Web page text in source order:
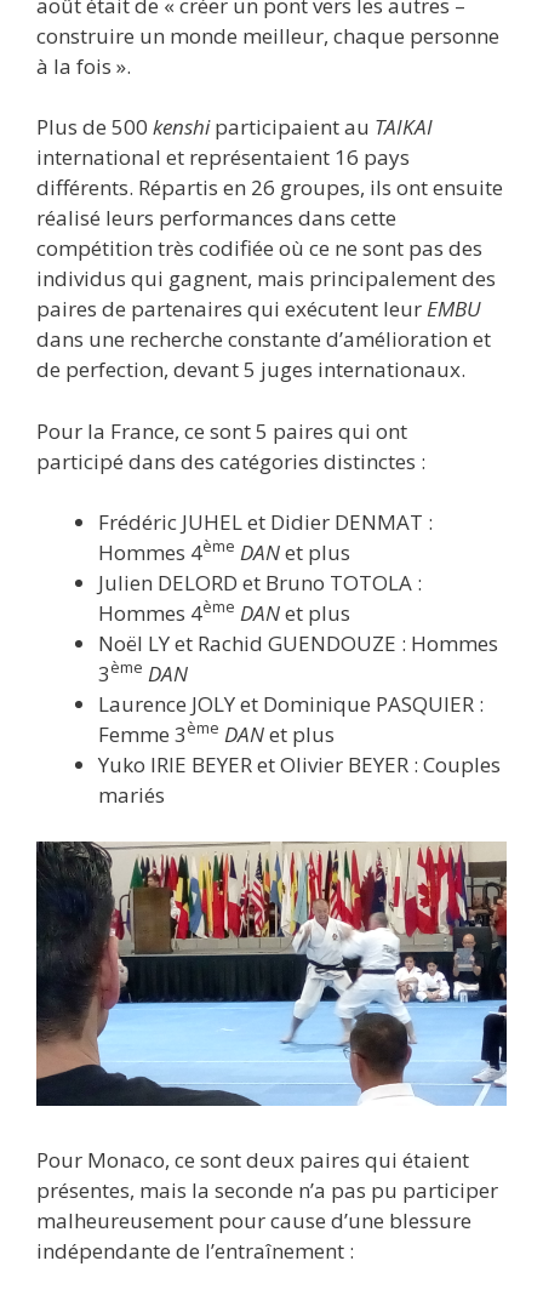
construire un monde meilleur, chaque personne
à la fois ».
Plus de 500 kenshiparticipaient au TAIKAI
international et représentaient 16 pays
différents. Répartis en 26 groupes, ils ont ensuite
réalisé leurs performances dans cette
compétition très codifiée où ce ne sont pas des
individus qui gagnent, mais principalement des
paires de partenaires qui exécutent leurEMBU
dans une recherche constante d’amélioration et
de perfection, devant 5 juges internationaux.
Pour la France, ce sont 5 paires qui ont
participé dans des catégories distinctes :
Frédéric JUHEL et Didier DENMAT :
Hommes 4ème DANet plus
Julien DELORD et Bruno TOTOLA :
Hommes 4ème DANet plus
Noël LY et Rachid GUENDOUZE : Hommes
3ème DAN
Laurence JOLY et Dominique PASQUIER :
Femme 3ème DANet plus
Yuko IRIE BEYER et Olivier BEYER : Couples
mariés
Pour Monaco, ce sont deux paires qui étaient
présentes, mais la seconde n’a pas pu participer
malheureusement pour cause d’une blessure
indépendante de l’entraînement :